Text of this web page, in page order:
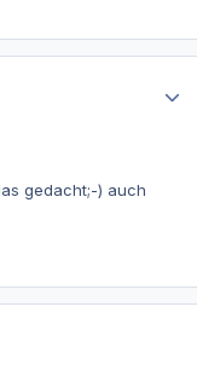
gedacht;-) auch